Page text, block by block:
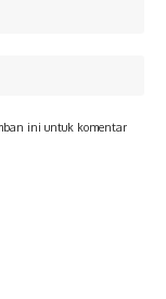
ini untuk komentar